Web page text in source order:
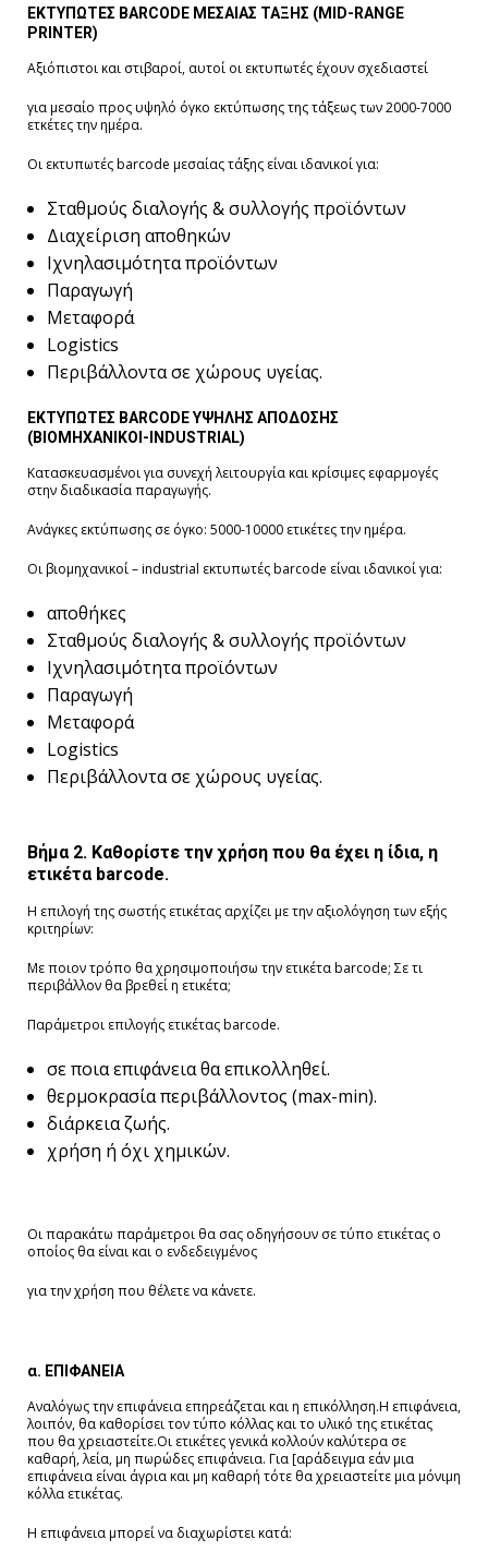
ΕΚΤΥΠΩΤΕΣ BARCODE ΜΕΣΑΙΑΣ ΤΑΞΗΣ (MID-RANGE
PRINTER)
Αξιόπιστοι και στιβαροί, αυτοί οι εκτυπωτές έχουν σχεδιαστεί
για μεσαίο προς υψηλό όγκο εκτύπωσης της τάξεως των 2000-7000
ετκέτες την ημέρα.
Οι εκτυπωτές barcode μεσαίας τάξης είναι ιδανικοί για:
Σταθμούς διαλογής & συλλογής προϊόντων
Διαχείριση αποθηκών
Ιχνηλασιμότητα προϊόντων
Παραγωγή
Μεταφορά
Logistics
Περιβάλλοντα σε χώρους υγείας.
ΕΚΤΥΠΩΤΕΣ BARCODE ΥΨΗΛΗΣ ΑΠΟΔΟΣΗΣ
(ΒΙΟΜΗΧΑΝΙΚΟΙ-INDUSTRIAL)
Κατασκευασμένοι για συνεχή λειτουργία και κρίσιμες εφαρμογές
στην διαδικασία παραγωγής.
Ανάγκες εκτύπωσης σε όγκο: 5000-10000 ετικέτες την ημέρα.
Οι βιομηχανικοί – industrial εκτυπωτές barcode είναι ιδανικοί για:
αποθήκες
Σταθμούς διαλογής & συλλογής προϊόντων
Ιχνηλασιμότητα προϊόντων
Παραγωγή
Μεταφορά
Logistics
Περιβάλλοντα σε χώρους υγείας.
Βήμα 2. Καθορίστε την χρήση που θα έχει η ίδια, η
ετικέτα barcode.
Η επιλογή της σωστής ετικέτας αρχίζει με την αξιολόγηση των εξής
κριτηρίων:
Με ποιον τρόπο θα χρησιμοποιήσω την ετικέτα barcode; Σε τι
περιβάλλον θα βρεθεί η ετικέτα;
Παράμετροι επιλογής ετικέτας barcode.
σε ποια επιφάνεια θα επικολληθεί.
θερμοκρασία περιβάλλοντος (max-min).
διάρκεια ζωής.
χρήση ή όχι χημικών.
Οι παρακάτω παράμετροι θα σας οδηγήσουν σε τύπο ετικέτας ο
οποίος θα είναι και ο ενδεδειγμένος
για την χρήση που θέλετε να κάνετε.
α. ΕΠΙΦΑΝΕΙΑ
Αναλόγως την επιφάνεια επηρεάζεται και η επικόλληση.Η επιφάνεια,
λοιπόν, θα καθορίσει τον τύπο κόλλας και το υλικό της ετικέτας
που θα χρειαστείτε.Οι ετικέτες γενικά κολλούν καλύτερα σε
καθαρή, λεία, μη πωρώδες επιφάνεια. Για [αράδειγμα εάν μια
επιφάνεια είναι άγρια και μη καθαρή τότε θα χρειαστείτε μια μόνιμη
κόλλα ετικέτας.
Η επιφάνεια μπορεί να διαχωρίστει κατά: